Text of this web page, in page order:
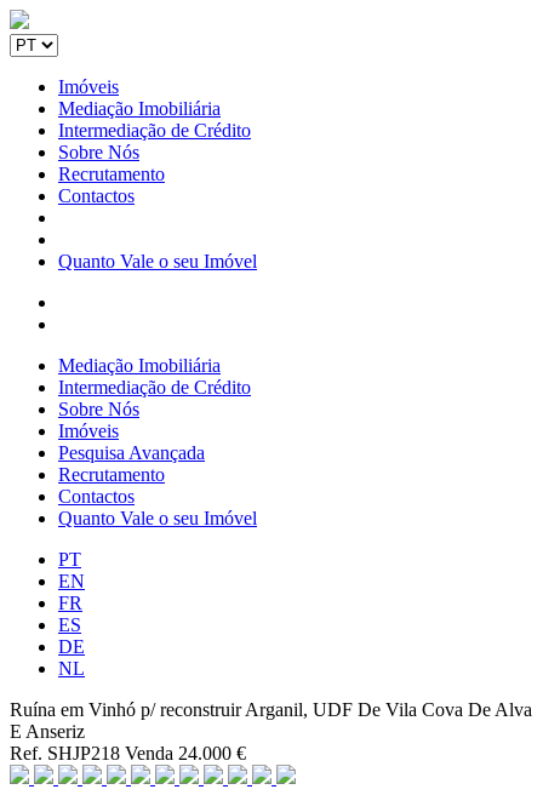
Imóveis
Mediação Imobiliária
Intermediação de Crédito
Sobre Nós
Recrutamento
Contactos
Quanto Vale o seu Imóvel
Mediação Imobiliária
Intermediação de Crédito
Sobre Nós
Imóveis
Pesquisa Avançada
Recrutamento
Contactos
Quanto Vale o seu Imóvel
PT
EN
FR
ES
DE
NL
Ruína em Vinhó p/ reconstruir Arganil, UDF De Vila Cova De Alva
E Anseriz
Ref. SHJP218 Venda 24.000 €